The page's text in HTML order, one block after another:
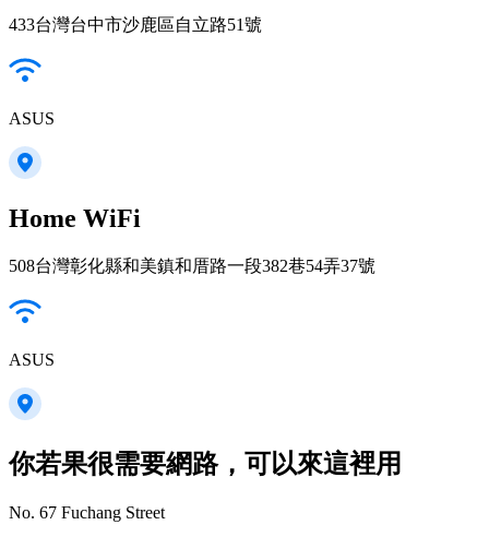
433台灣台中市沙鹿區自立路51號
ASUS
Home WiFi
508台灣彰化縣和美鎮和厝路一段382巷54弄37號
ASUS
你若果很需要網路，可以來這裡用
No. 67 Fuchang Street